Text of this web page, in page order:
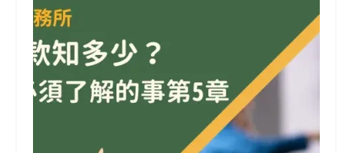
精選知識
銀行貸款
其他貸款